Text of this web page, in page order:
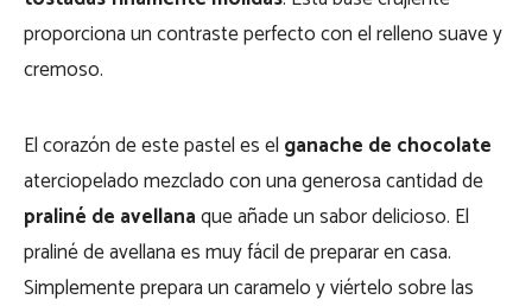
proporciona un contraste perfecto con el relleno suave y
cremoso.
El corazón de este pastel es el ganache de chocolate
aterciopelado mezclado con una generosa cantidad de
praliné de avellanaque añade un sabor delicioso. El
praliné de avellana es muy fácil de preparar en casa.
Simplemente prepara un caramelo y viértelo sobre las